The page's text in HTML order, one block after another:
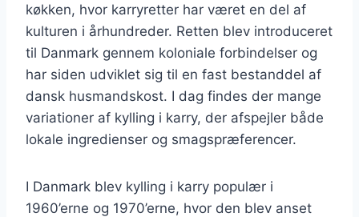
køkken, hvor karryretter har været en del af
kulturen i århundreder. Retten blev introduceret
til Danmark gennem koloniale forbindelser og
har siden udviklet sig til en fast bestanddel af
dansk husmandskost. I dag findes der mange
variationer af kylling i karry, der afspejler både
lokale ingredienser og smagspræferencer.
I Danmark blev kylling i karry populær i
1960’erne og 1970’erne, hvor den blev anset